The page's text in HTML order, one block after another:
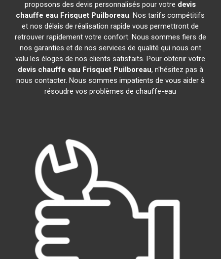
proposons des devis personnalisés pour votre devis
chauffe eau Frisquet Puilboreau. Nos tarifs compétitifs
et nos délais de réalisation rapide vous permettront de
retrouver rapidement votre confort. Nous sommes fiers de
nos garanties et de nos services de qualité qui nous ont
valu les éloges de nos clients satisfaits. Pour obtenir votre
devis chauffe eau Frisquet Puilboreau, n'hésitez pas à
nous contacter. Nous sommes impatients de vous aider à
résoudre vos problèmes de chauffe-eau